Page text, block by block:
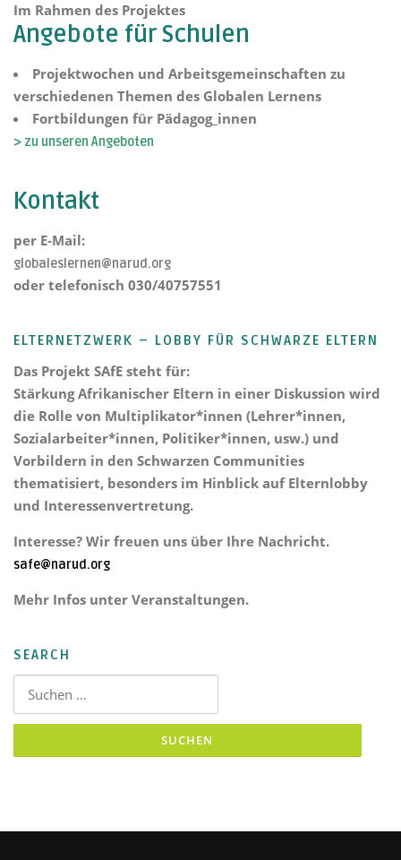
Im Rahmen des Projektes
Angebote für Schulen
Projektwochen und Arbeitsgemeinschaften zu
verschiedenen Themen des Globalen Lernens
Fortbildungen für Pädagog_innen
> zu unseren Angeboten
Kontakt
per E-Mail:
globaleslernen@narud.org
oder telefonisch 030/40757551
ELTERNETZWERK – LOBBY FÜR SCHWARZE ELTERN
Das Projekt SAfE steht für:
Stärkung Afrikanischer Eltern in einer Diskussion wird
die Rolle von Multiplikator*innen (Lehrer*innen,
Sozialarbeiter*innen, Politiker*innen, usw.) und
Vorbildern in den Schwarzen Communities
thematisiert, besonders im Hinblick auf Elternlobby
und Interessenvertretung.
Interesse? Wir freuen uns über Ihre Nachricht.
safe@narud.org
Mehr Infos unter Veranstaltungen.
SEARCH
Suchen nach: